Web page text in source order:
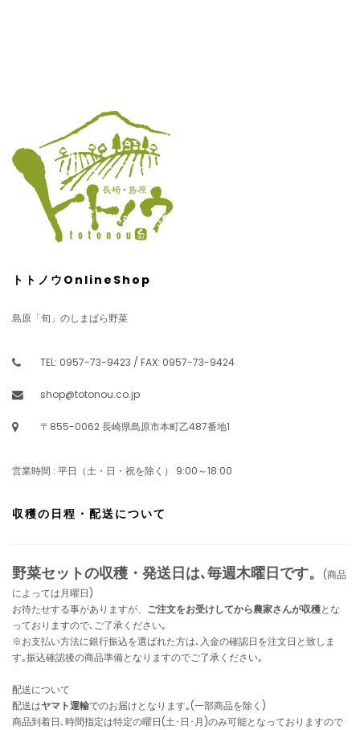
トトノウOnlineShop
島原「旬」のしまばら野菜
TEL: 0957-73-9423 / FAX: 0957-73-9424
shop@totonou.co.jp
〒855-0062 長崎県島原市本町乙487番地1
営業時間 : 平日（土・日・祝を除く） 9:00～18:00
収穫の日程・配送について
野菜セットの収穫・発送日は､毎週木曜日です。
(商品
によっては月曜日)
お待たせする事がありますが、 ご注文をお受けしてから農家さんが収穫とな
っておりますので､ご了承ください｡
※お支払い方法に銀行振込を選ばれた方は､入金の確認日を注文日と致しま
す｡振込確認後の商品準備となりますのでご了承ください｡
配送について
配送はヤマト運輸でのお届けとなります｡(一部商品を除く)
商品到着日､時間指定は特定の曜日(土･日･月)のみ可能となっておりますので